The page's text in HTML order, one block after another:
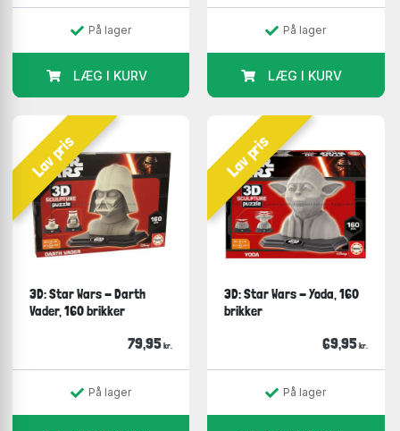
På lager
LÆG I KURV
På lager
LÆG I KURV
Lav pris
3D: Star Wars - Darth
Vader, 160 brikker
79,95 kr.
På lager
Lav pris
3D: Star Wars - Yoda, 160
brikker
69,95 kr.
På lager